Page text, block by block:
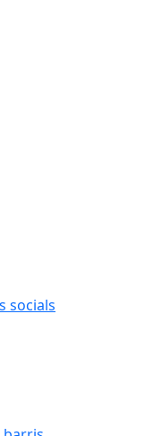
socials